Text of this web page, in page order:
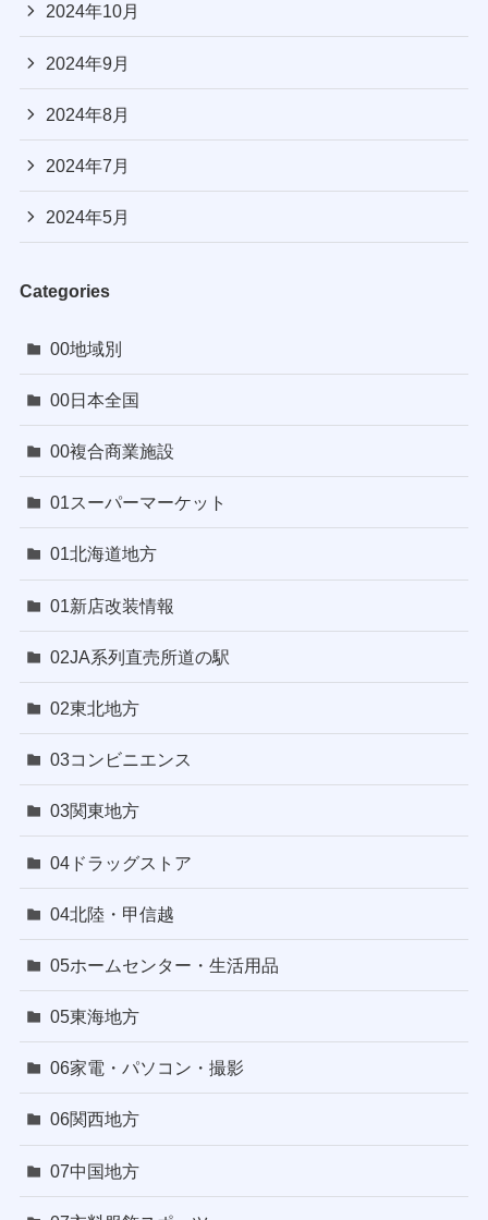
2024年10月
2024年9月
2024年8月
2024年7月
2024年5月
Categories
00地域別
00日本全国
00複合商業施設
01スーパーマーケット
01北海道地方
01新店改装情報
02JA系列直売所道の駅
02東北地方
03コンビニエンス
03関東地方
04ドラッグストア
04北陸・甲信越
05ホームセンター・生活用品
05東海地方
06家電・パソコン・撮影
06関西地方
07中国地方